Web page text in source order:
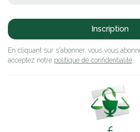
Inscription
En cliquant sur s'abonner, vous vous
acceptez notre politique de confidentialité